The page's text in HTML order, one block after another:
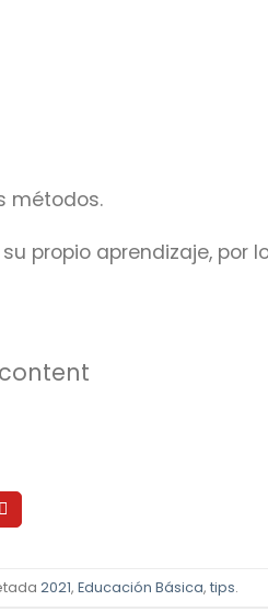
métodos.
propio aprendizaje, por
2021, Educación Básica, tips.